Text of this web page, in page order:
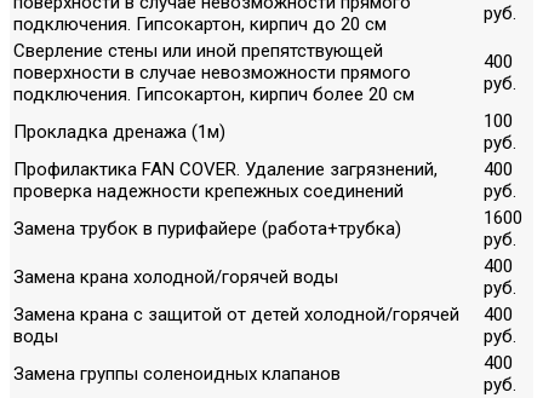
подключения. Гипсокартон, кирпич до 20 см
руб.
Сверление стены или иной препятствующей
поверхности в случае невозможности прямого
подключения. Гипсокартон, кирпич более 20 см
400
руб.
Прокладка дренажа (1м)
100
руб.
Профилактика FAN COVER. Удаление загрязнений,
проверка надежности крепежных соединений
400
руб.
Замена трубок в пурифайере (работа+трубка)
1600
руб.
Замена крана холодной/горячей воды
400
руб.
Замена крана с защитой от детей холодной/горячей
воды
400
руб.
Замена группы соленоидных клапанов
400
руб.